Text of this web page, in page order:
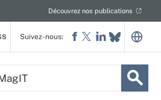
Découvrez nos publications
Suivez-nous: